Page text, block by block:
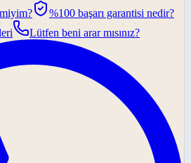
%100 başarı garantisi nedir?
Lütfen beni arar mısınız?